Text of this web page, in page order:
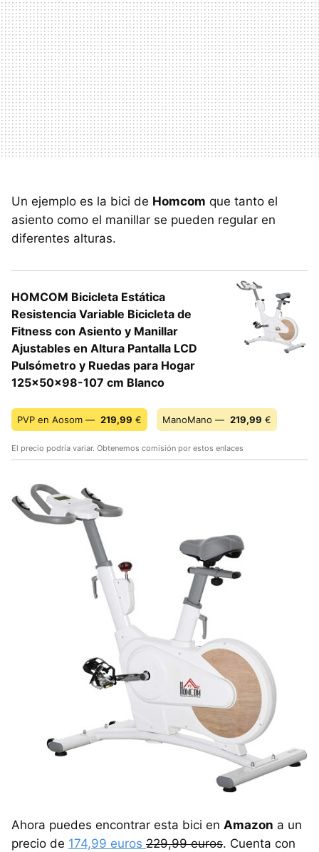
Un ejemplo es la bici de Homcom que tanto el
asiento como el manillar se pueden regular en
diferentes alturas.
HOMCOM Bicicleta Estática
Resistencia Variable Bicicleta de
Fitness con Asiento y Manillar
Ajustables en Altura Pantalla LCD
Pulsómetro y Ruedas para Hogar
125x50x98-107 cm Blanco
PVP en Aosom — 219,99 € ManoMano — 219,99 €
El precio podría variar. Obtenemos comisión por estos enlaces
Ahora puedes encontrar esta bici en Amazon a un
precio de 174,99 euros 229,99 euros. Cuenta con